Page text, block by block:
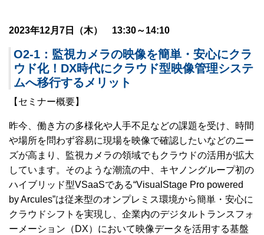
2023年12月7日（木） 13:30～14:10
O2-1：監視カメラの映像を簡単・安心にクラ
ウド化！DX時代にクラウド型映像管理システ
ムへ移行するメリット
【セミナー概要】
昨今、働き方の多様化や人手不足などの課題を受け、時間
や場所を問わず容易に現場を映像で確認したいなどのニー
ズが高まり、監視カメラの領域でもクラウドの活用が拡大
しています。そのような潮流の中、キヤノングループ初の
ハイブリッド型VSaaSである“VisualStage Pro powered
by Arcules”は従来型のオンプレミス環境から簡単・安心に
クラウドシフトを実現し、企業内のデジタルトランスフォ
ーメーション（DX）において映像データを活用する基盤